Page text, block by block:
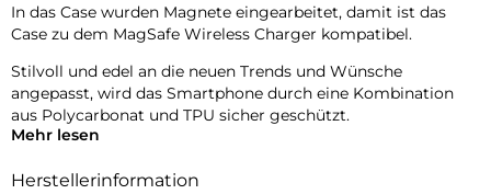
In das Case wurden Magnete eingearbeitet, damit ist das
Case zu dem MagSafe Wireless Charger kompatibel.
Stilvoll und edel an die neuen Trends und Wünsche
angepasst, wird das Smartphone durch eine Kombination
aus Polycarbonat und TPU sicher geschützt.
vor Stürzen.
Mehr lesen
Herstellerinformation